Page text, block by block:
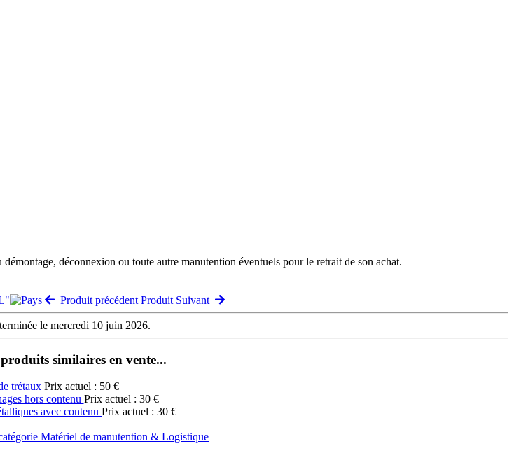
déconnexion ou toute autre manutention éventuels pour le retrait de son achat.
Produit précédent Produit Suivant
le mercredi 10 juin 2026.
similaires en vente...
Prix actuel : 50 €
Prix actuel : 30 €
Prix actuel : 30 €
Matériel de manutention & Logistique